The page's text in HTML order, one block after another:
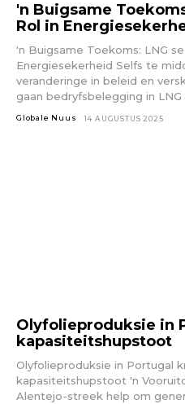
'n Buigsame
Rol in
'n Buigsame Toekoms: LNG
Energiesekerheid Selfs te
veranderinge in beleid en
gaan bedryfsbelegging in LNG
Globale Nuus 14 AUGUSTUS 2025
Olyfolieproduksie in
kapasiteitshupstoot
Olyfolieproduksie in Portugal
kapasiteitshupstoot 'n
Alentejo-streek help om